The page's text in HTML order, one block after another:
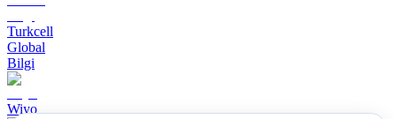
Turkcell
Global
Bilgi
Wiyo